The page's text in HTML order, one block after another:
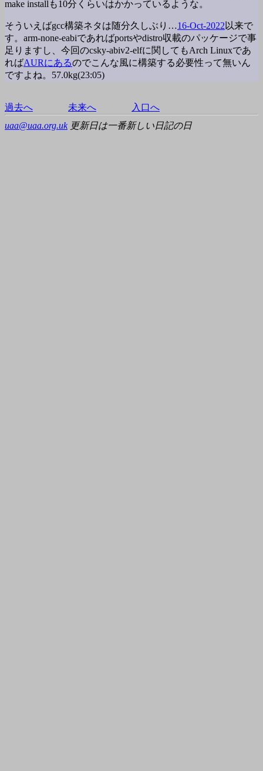
make installも10分くらいはかかっているような。
そういえばgcc構築ネタは随分久しぶり…16-Oct-2022 以来で
す。arm-none-eabiであればportsやdistro収載のパッケージで事
足りますし、今回のcsky-abiv2-elfに関してもArch Linuxであ
ればAURにあるのでこんな風に構築する必要性って無いん
ですよね。57.0kg(23:05)
過去へ 未来へ
入口へ
uaa@uaa.org.uk 更新日は一番新しい日記の日